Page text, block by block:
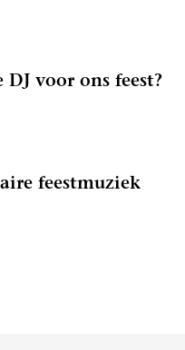
DJ voor ons feest?
feestmuziek